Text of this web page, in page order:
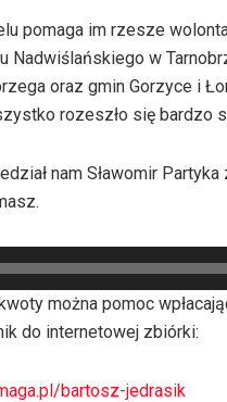
pomaga im rzesze
Nadwiślańskiego w
oraz gmin Gorzyce i
rozeszło się bardzo
nam Sławomir
można pomoc
do internetowej zbiórki:
bartosz-jedrasik